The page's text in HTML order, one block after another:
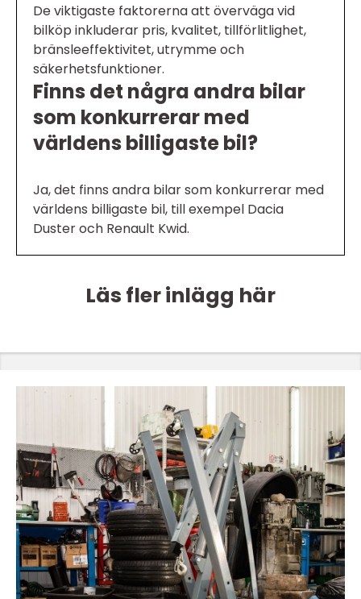
De viktigaste faktorerna att överväga vid
bilköp inkluderar pris, kvalitet, tillförlitlighet,
bränsleeffektivitet, utrymme och
säkerhetsfunktioner.
Finns det några andra bilar
som konkurrerar med
världens billigaste bil?
Ja, det finns andra bilar som konkurrerar med
världens billigaste bil, till exempel Dacia
Duster och Renault Kwid.
Läs fler inlägg här